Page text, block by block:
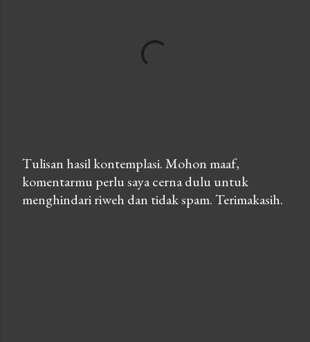
P
o
Tulisan hasil kontemplasi. Mohon maaf,
komentarmu perlu saya cerna dulu untuk
menghindari riweh dan tidak spam. Terimakasih.